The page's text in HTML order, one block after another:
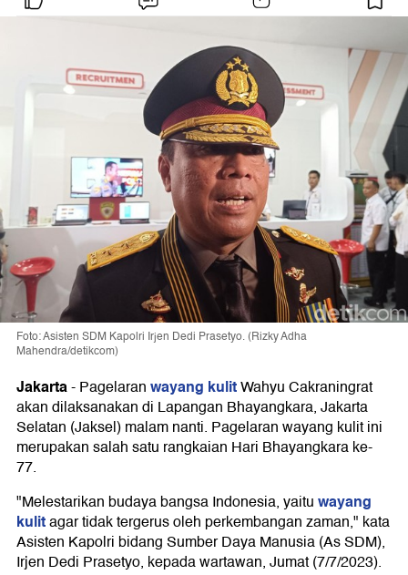
Foto: Asisten SDM Kapolri Irjen Dedi Prasetyo. (Rizky Adha
Mahendra/detikcom)
Jakarta-Pagelaranwayang kulitWahyu Cakraningrat
akan dilaksanakan di Lapangan Bhayangkara, Jakarta
Selatan (Jaksel) malam nanti. Pagelaran wayang kulit ini
merupakan salah satu rangkaian Hari Bhayangkara ke-
77.
"Melestarikan budaya bangsa Indonesia, yaituwayang
kulitagar tidak tergerus oleh perkembangan zaman," kata
Asisten Kapolri bidang Sumber Daya Manusia (As SDM),
Irjen Dedi Prasetyo, kepada wartawan, Jumat (7/7/2023).